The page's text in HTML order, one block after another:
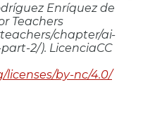
Enríquez de
Teachers
chapter/ai-
2/). LicenciaCC
licenses/by-nc/4.0/